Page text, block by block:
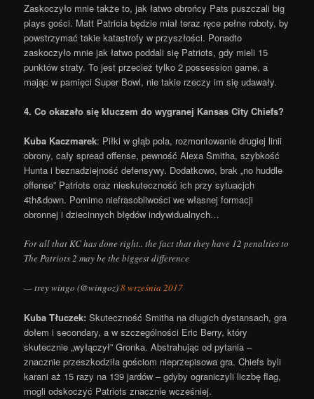
Zaskoczyło mnie także to, jak łatwo obrońcy Pats puszczali big
plays gości. Matt Patricia będzie miał teraz ręce pełne roboty, by
powstrzymać takie katastrofy w przyszłości. Ponadto
zaskoczyło mnie jak łatwo poddali się Patriots, gdy mieli 15
punktów straty. To jest przecież tylko 2 possession game, a
mając w pamięci Super Bowl, nie takie rzeczy im się udawały.
4. Co okazało się kluczem do wygranej Kansas City Chiefs?
Kuba Kaczmarek: Piłki w głąb pola, rozmontowanie drugiej linii
obrony, cały spread offense, pewność Alexa Smitha, szybkość
Hunta i beznadziejność defensywy. Dodatkowo, brak „no huddle
offense” Patriots oraz nieskuteczność ich przy sytuacjch
4th&down. Pomimo niefrasobliwości we własnej formacji
obronnej i dziecinnych błędów indywidualnych…
For all that KC has done right.. the fact that they have 12 penalties to
The Patriots 2 may be the biggest difference
— trey wingo (@wingoz)8 września 2017
Kuba Tłuczek:Skuteczność Smitha na długich dystansach, gra
dołem i secondary, a w szczególności Eric Berry, który
skutecznie „wyłączył” Gronka. Abstrahując od pytania –
znacznie przeszkodziła gościom nieprzepisowa gra. Chiefs byli
karani aż 15 razy na 139 jardów – gdyby ograniczyli liczbę flag,
mogli odskoczyć Patriots znacznie wcześniej.